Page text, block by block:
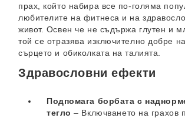
прах, който набира все по-голяма
любителите на фитнеса и на
живот. Освен че не съдържа глутен и
той се отразява изключително добре
сърцето и обиколката на талията.
Здравословни ефекти
Подпомага борбата с
тегло – Включването на грахов